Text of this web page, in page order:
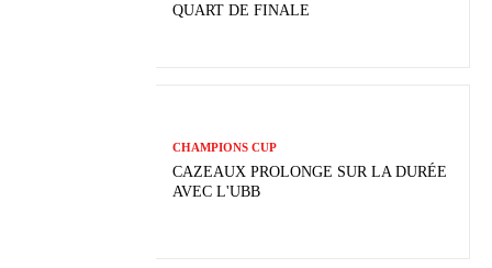
QUART DE FINALE
CHAMPIONS CUP
CAZEAUX PROLONGE SUR LA DURÉE
AVEC L'UBB